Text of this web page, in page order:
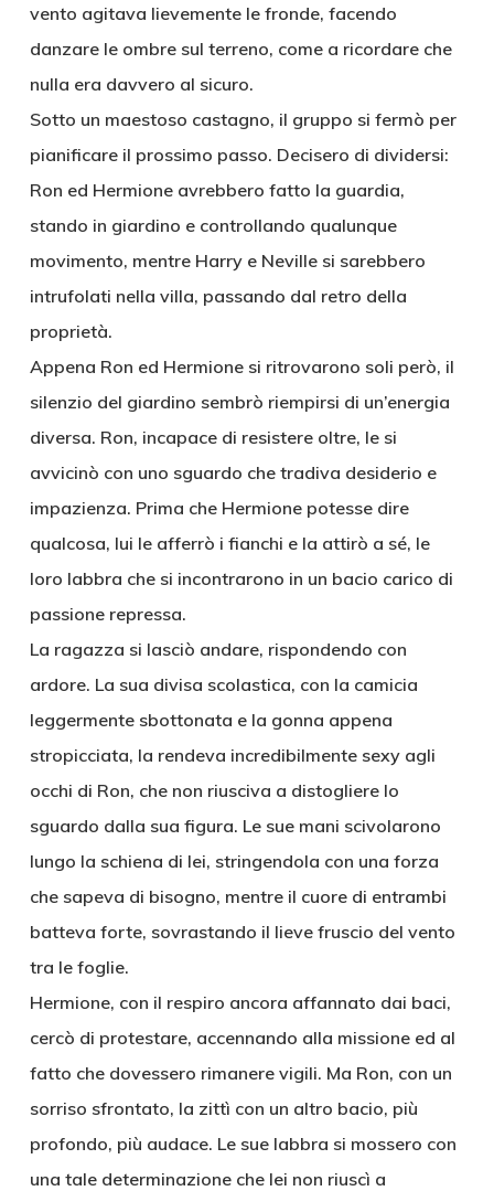
vento agitava lievemente le fronde, facendo
danzare le ombre sul terreno, come a ricordare che
nulla era davvero al sicuro.
Sotto un maestoso castagno, il gruppo si fermò per
pianificare il prossimo passo. Decisero di dividersi:
Ron ed Hermione avrebbero fatto la guardia,
stando in giardino e controllando qualunque
movimento, mentre Harry e Neville si sarebbero
intrufolati nella villa, passando dal retro della
proprietà.
Appena Ron ed Hermione si ritrovarono soli però, il
silenzio del giardino sembrò riempirsi di un’energia
diversa. Ron, incapace di resistere oltre, le si
avvicinò con uno sguardo che tradiva desiderio e
impazienza. Prima che Hermione potesse dire
qualcosa, lui le afferrò i fianchi e la attirò a sé, le
loro labbra che si incontrarono in un bacio carico di
passione repressa.
La ragazza si lasciò andare, rispondendo con
ardore. La sua divisa scolastica, con la camicia
leggermente sbottonata e la gonna appena
stropicciata, la rendeva incredibilmente sexy agli
occhi di Ron, che non riusciva a distogliere lo
sguardo dalla sua figura. Le sue mani scivolarono
lungo la schiena di lei, stringendola con una forza
che sapeva di bisogno, mentre il cuore di entrambi
batteva forte, sovrastando il lieve fruscio del vento
tra le foglie.
Hermione, con il respiro ancora affannato dai baci,
cercò di protestare, accennando alla missione ed al
fatto che dovessero rimanere vigili. Ma Ron, con un
sorriso sfrontato, la zittì con un altro bacio, più
profondo, più audace. Le sue labbra si mossero con
una tale determinazione che lei non riuscì a